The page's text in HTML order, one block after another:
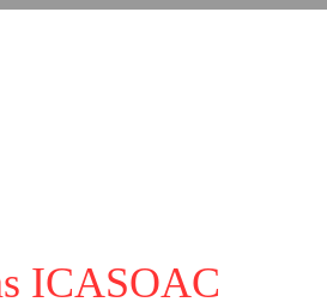
ICASOAC